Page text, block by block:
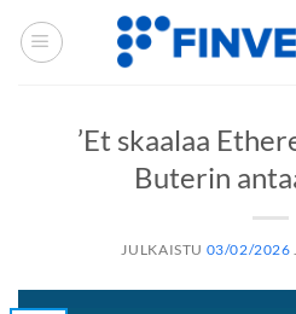
Siirry
sisältöön
’Et skaalaa
Buterin
JULKAISTU 03/02/2026